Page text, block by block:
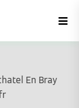
En Bray